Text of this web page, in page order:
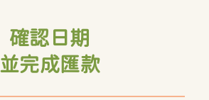
確認日期
並完成匯款